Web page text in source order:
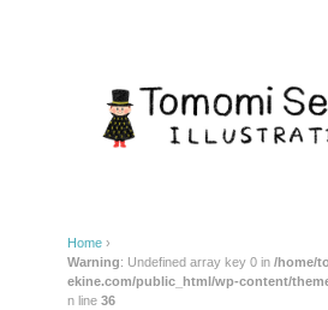
Home ›
Warning: Undefined array key 0 in /home/
ekine.com/public_html/wp-content/
n line 36